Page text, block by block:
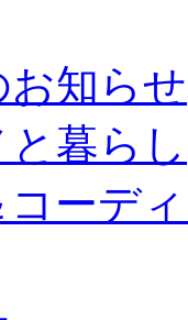
知らせ
暮らし
ーデ